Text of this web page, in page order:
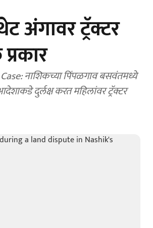
अंगावर ट्रॅक्टर
नाशिकच्या पिंपळगाव बसवंतमध्ये
दुर्लक्ष करत महिलांवर ट्रॅक्टर